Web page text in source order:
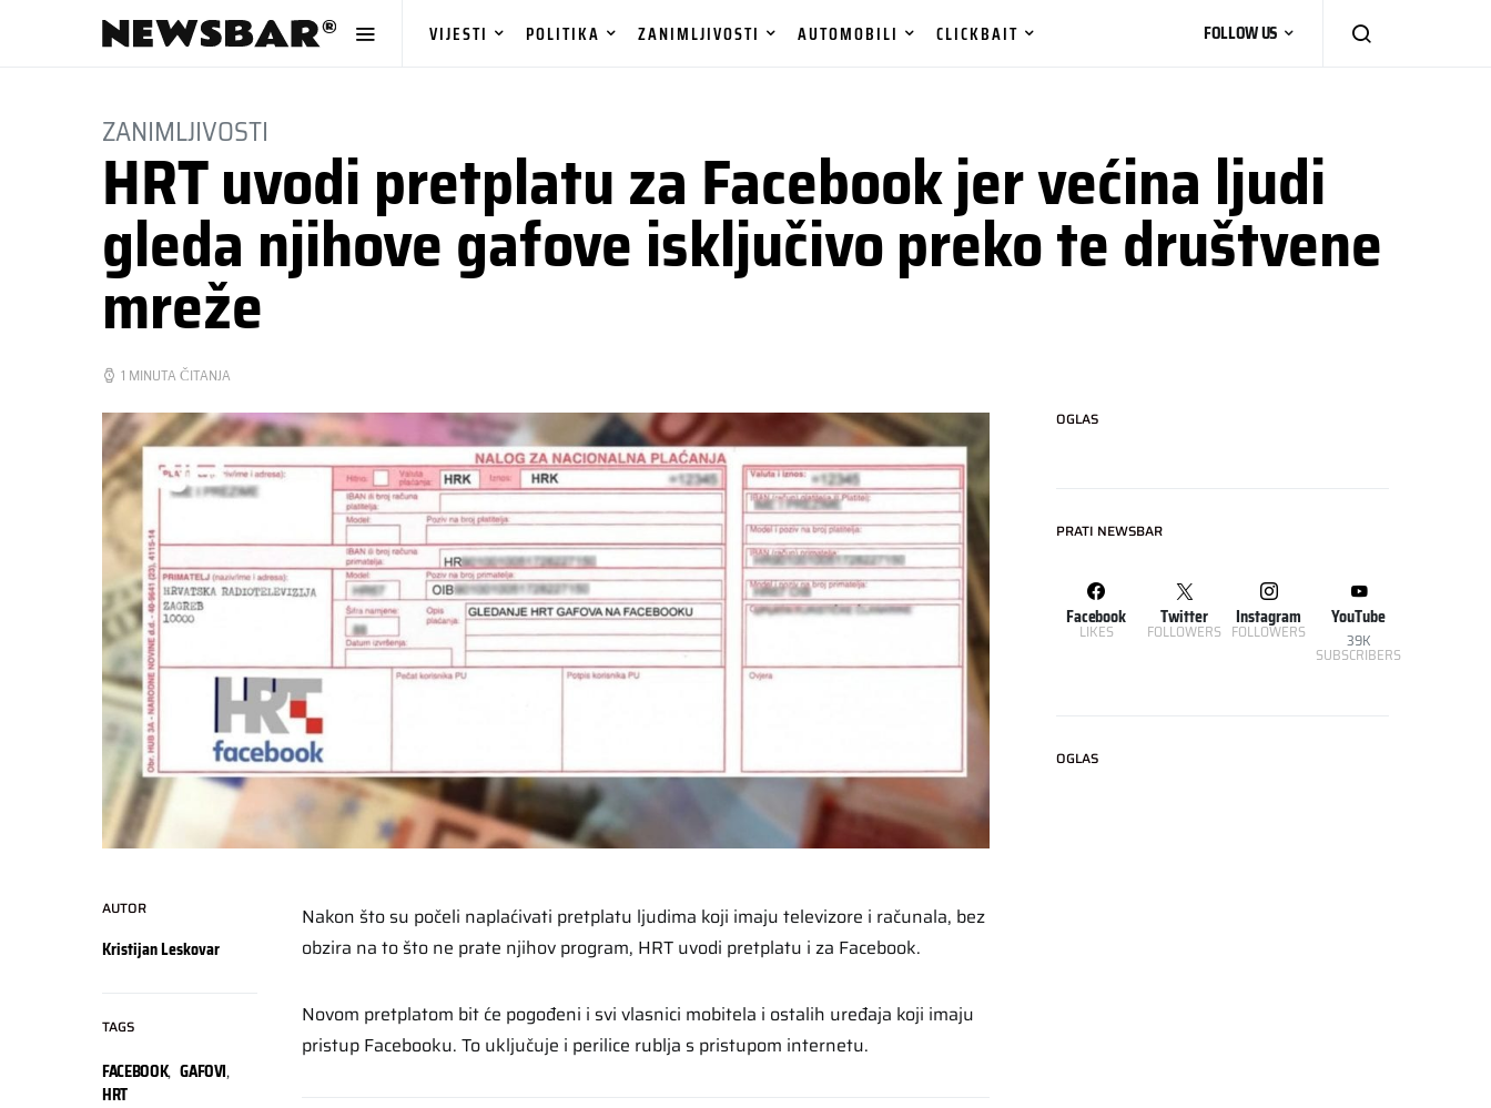
VIJESTI POLITIKA ZANIMLJIVOSTI AUTOMOBILI CLICKBAIT FOLLOW US
ZANIMLJIVOSTI
HRT uvodi pretplatu za Facebook jer većina ljudi
gleda njihove gafove isključivo preko te društvene
mreže
1 MINUTA ČITANJA
AUTOR
Kristijan Leskovar
TAGS
FACEBOOK, GAFOVI,
HRT
Nakon što su počeli naplaćivati pretplatu ljudima koji imaju televizore i računala, bez
obzira na to što ne prate njihov program, HRT uvodi pretplatu i za Facebook.
Novom pretplatom bit će pogođeni i svi vlasnici mobitela i ostalih uređaja koji imaju
pristup Facebooku. To uključuje i perilice rublja s pristupom internetu.
OGLAS
PRATI NEWSBAR
Facebook
LIKES
Twitter
FOLLOWERS
Instagram
FOLLOWERS
YouTube
39K
SUBSCRIBERS
OGLAS